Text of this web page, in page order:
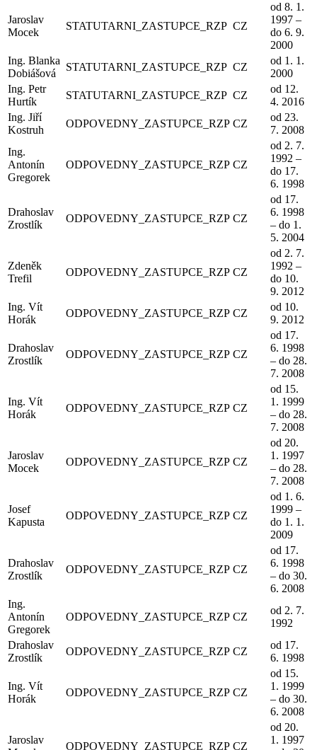
Jaroslav
Mocek
STATUTARNI_ZASTUPCE_RZP CZ
od 8. 1.
1997 –
do 6. 9.
2000
Ing. Blanka
Dobiášová
STATUTARNI_ZASTUPCE_RZP CZ
od 1. 1.
2000
Ing. Petr
Hurtík
STATUTARNI_ZASTUPCE_RZP CZ
od 12.
4. 2016
Ing. Jiří
Kostruh
ODPOVEDNY_ZASTUPCE_RZP CZ
od 23.
7. 2008
Ing.
Antonín
Gregorek
ODPOVEDNY_ZASTUPCE_RZP CZ
od 2. 7.
1992 –
do 17.
6. 1998
Drahoslav
Zrostlík
ODPOVEDNY_ZASTUPCE_RZP CZ
od 17.
6. 1998
– do 1.
5. 2004
Zdeněk
Trefil
ODPOVEDNY_ZASTUPCE_RZP CZ
od 2. 7.
1992 –
do 10.
9. 2012
Ing. Vít
Horák
ODPOVEDNY_ZASTUPCE_RZP CZ
od 10.
9. 2012
Drahoslav
Zrostlík
ODPOVEDNY_ZASTUPCE_RZP CZ
od 17.
6. 1998
– do 28.
7. 2008
Ing. Vít
Horák
ODPOVEDNY_ZASTUPCE_RZP CZ
od 15.
1. 1999
– do 28.
7. 2008
Jaroslav
Mocek
ODPOVEDNY_ZASTUPCE_RZP CZ
od 20.
1. 1997
– do 28.
7. 2008
Josef
Kapusta
ODPOVEDNY_ZASTUPCE_RZP CZ
od 1. 6.
1999 –
do 1. 1.
2009
Drahoslav
Zrostlík
ODPOVEDNY_ZASTUPCE_RZP CZ
od 17.
6. 1998
– do 30.
6. 2008
Ing.
Antonín
Gregorek
ODPOVEDNY_ZASTUPCE_RZP CZ
od 2. 7.
1992
Drahoslav
Zrostlík
ODPOVEDNY_ZASTUPCE_RZP CZ
od 17.
6. 1998
Ing. Vít
Horák
ODPOVEDNY_ZASTUPCE_RZP CZ
od 15.
1. 1999
– do 30.
6. 2008
Jaroslav
ODPOVEDNY_ZASTUPCE_RZP CZ
od 20.
1. 1997